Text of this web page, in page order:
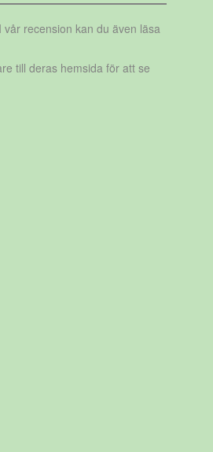
recension kan du även läsa
till deras hemsida för att se